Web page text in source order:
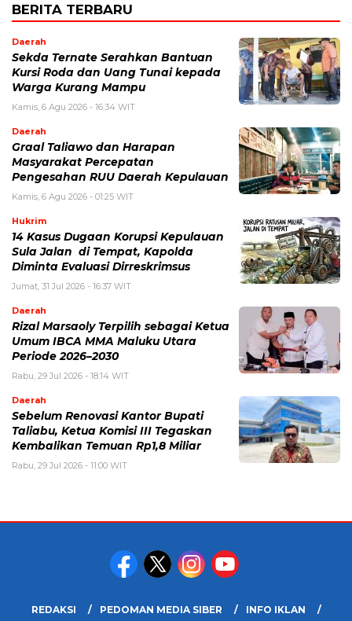
BERITA TERBARU
Daerah
Sekda Ternate Serahkan Bantuan
Kursi Roda dan Uang Tunai kepada
Warga Kurang Mampu
Kamis, 6 Agu 2026 - 16:34 WIT
Daerah
Graal Taliawo dan Harapan
Masyarakat Percepatan
Pengesahan RUU Daerah Kepulauan
Kamis, 6 Agu 2026 - 01:25 WIT
Hukrim
14 Kasus Dugaan Korupsi Kepulauan
Sula Jalan di Tempat, Kapolda
Diminta Evaluasi Dirreskrimsus
Jumat, 31 Jul 2026 - 16:37 WIT
Daerah
Rizal Marsaoly Terpilih sebagai Ketua
Umum IBCA MMA Maluku Utara
Periode 2026–2030
Rabu, 29 Jul 2026 - 18:14 WIT
Daerah
Sebelum Renovasi Kantor Bupati
Taliabu, Ketua Komisi III Tegaskan
Kembalikan Temuan Rp1,8 Miliar
Rabu, 29 Jul 2026 - 11:00 WIT
REDAKSI PEDOMAN MEDIA SIBER INFO IKLAN